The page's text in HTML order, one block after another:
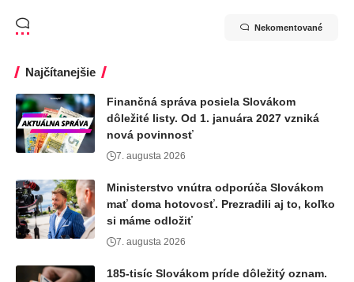
Nekomentované
Najčítanejšie
Finančná správa posiela Slovákom
dôležité listy. Od 1. januára 2027 vzniká
nová povinnosť
7. augusta 2026
Ministerstvo vnútra odporúča Slovákom
mať doma hotovosť. Prezradili aj to, koľko
si máme odložiť
7. augusta 2026
185-tisíc Slovákom príde dôležitý oznam.